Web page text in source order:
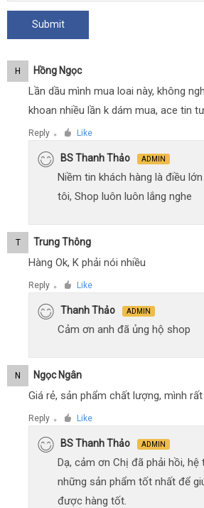
H Hồng Ngọc
Lần dầu mình mua loai này, không
khoan nhiều lần k dám mua, ace tin
Reply ● Like
BS Thanh Thảo ADMIN
Niềm tin khách hàng là điều
tôi, Shop luôn luôn lắng nghe
T Trung Thông
Hàng Ok, K phải nói nhiều
Reply ● Like
Thanh Thảo ADMIN
Cảm ơn anh đã ủng hộ shop
N Ngọc Ngân
Giá rẻ, sản phẩm chất lượng, mình
Reply ● Like
BS Thanh Thảo ADMIN
Dạ, cảm ơn Chị đã phải hồi,
những sản phẩm tốt nhất để
được hàng tốt.